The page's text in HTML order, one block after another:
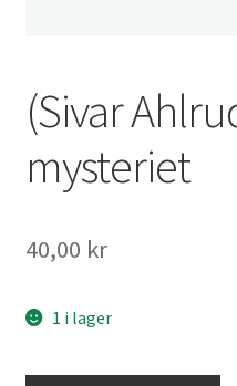
(Sivar
mysteriet
40,00 kr
1 i lager